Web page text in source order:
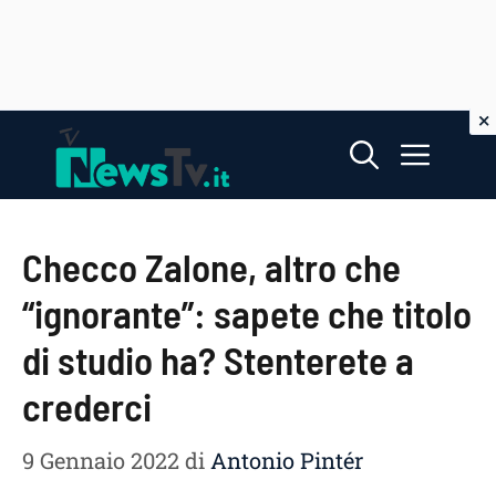
contenuto
Menu
Checco Zalone, altro che
“ignorante”: sapete che titolo
di studio ha? Stenterete a
crederci
9 Gennaio 2022di Antonio Pintér